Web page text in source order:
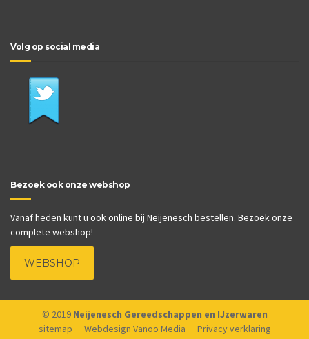
Volg op social media
Bezoek ook onze webshop
Vanaf heden kunt u ook online bij Neijenesch bestellen. Bezoek onze
complete webshop!
WEBSHOP
© 2019 Neijenesch Gereedschappen en IJzerwaren
sitemap
Webdesign Vanoo Media
Privacy verklaring